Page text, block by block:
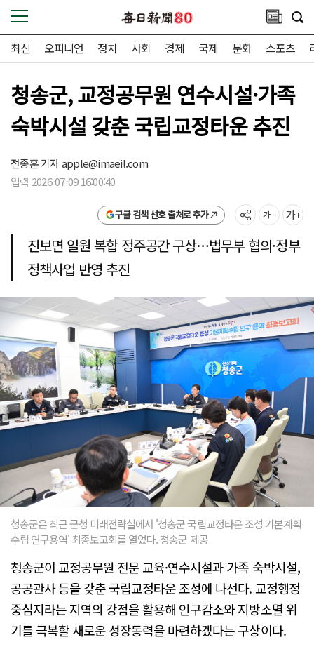
최신 오피니언 정치 사회 경제 국제 문화 스포츠
청송군, 교정공무원 연수시설·가족
숙박시설 갖춘 국립교정타운 추진
전종훈 기자apple@imaeil.com
입력 2026-07-09 16:00:40
구글 검색 선호 출처로 추가
진보면 일원 복합 정주공간 구상…법무부 협의·정부
정책사업 반영 추진
청송군은 최근 군청 미래전략실에서 '청송군 국립교정타운 조성 기본계획
수립 연구용역' 최종보고회를 열었다. 청송군 제공
청송군이 교정공무원 전문 교육·연수시설과 가족 숙박시설,
공공관사 등을 갖춘 국립교정타운 조성에 나선다. 교정행정
중심지라는 지역의 강점을 활용해 인구감소와 지방소멸 위
기를 극복할 새로운 성장동력을 마련하겠다는 구상이다.